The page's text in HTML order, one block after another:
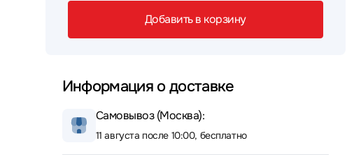
Добавить в корзину
Информация о доставке
Самовывоз (Москва):
11 августа после 10:00, бесплатно